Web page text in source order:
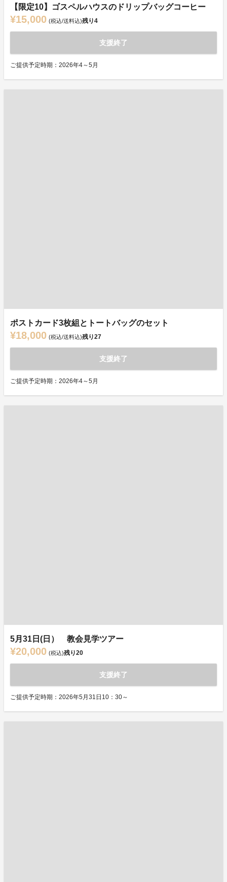
【限定10】ゴスペルハウスのドリップバッグコーヒー
¥15,000 (税込/送料込)残り4
支援終了
ご提供予定時期：2026年4～5月
ポストカード3枚組とトートバッグのセット
¥18,000 (税込/送料込)残り27
支援終了
ご提供予定時期：2026年4～5月
5月31日(日） 教会見学ツアー
¥20,000 (税込)残り20
支援終了
ご提供予定時期：2026年5月31日10：30～